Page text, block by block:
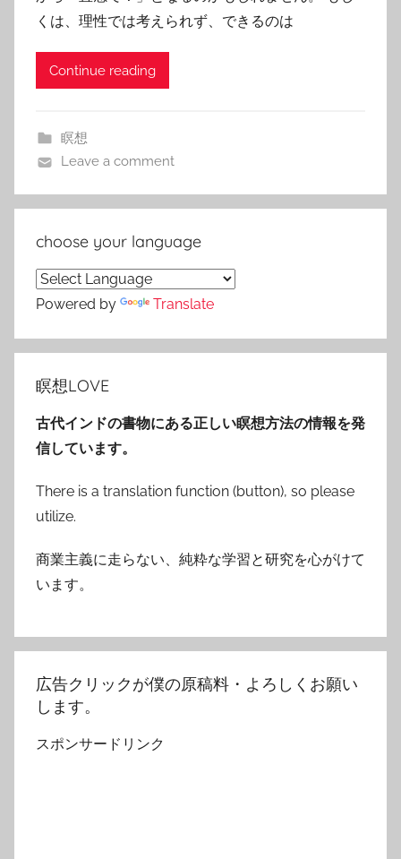
くは、理性では考えられず、できるのは
Continue reading
瞑想
Leave a comment
choose your language
Powered by Translate
瞑想LOVE
古代インドの書物にある正しい瞑想方法の情報を発
信しています。
There is a translation function (button), so please
utilize.
商業主義に走らない、純粋な学習と研究を心がけて
います。
広告クリックが僕の原稿料・よろしくお願い
します。
スポンサードリンク